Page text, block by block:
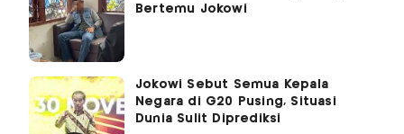
Bertemu Jokowi
Jokowi Sebut Semua Kepala
Negara di G20 Pusing, Situasi
Dunia Sulit Diprediksi